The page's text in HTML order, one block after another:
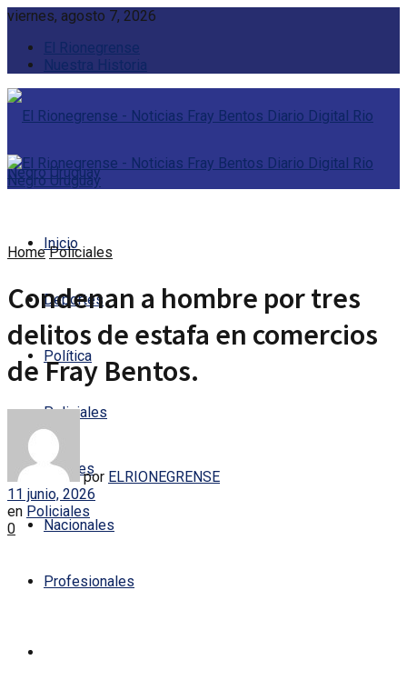
viernes, agosto 7, 2026
El Rionegrense
Nuestra Historia
Inicio
Deportes
Política
Policiales
Locales
Nacionales
Profesionales
Home Policiales
Condenan a hombre por tres
delitos de estafa en comercios
de Fray Bentos.
por ELRIONEGRENSE
11 junio, 2026
en Policiales
0